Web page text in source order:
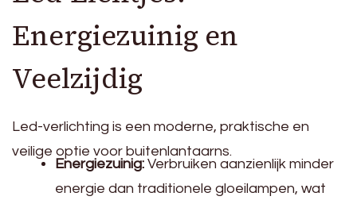
Energiezuinig en
Veelzijdig
Led-verlichting is een moderne, praktische en
veilige optie voor buitenlantaarns.
Energiezuinig: Verbruiken aanzienlijk minder
energie dan traditionele gloeilampen, wat